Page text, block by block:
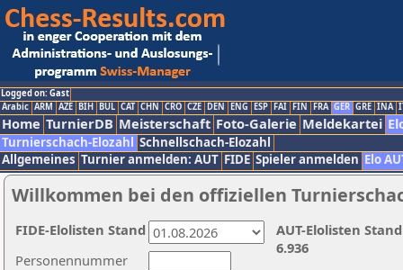
Logged on: Gast
Arabic ARM AZE BIH BUL CAT CHN CRO CZE DEN ENG ESP FAI FIN FRA GER GRE INA
Home TurnierDB Meisterschaft Foto-Galerie Meldekartei
Turnierschach-Elozahl Schnellschach-Elozahl
Allgemeines Turnier anmelden: AUT FIDE Spieler anmelden Elo
Willkommen bei den offiziellen
Personennummer
AUT-Elolisten
6.936
FIDE-Elolisten Stand